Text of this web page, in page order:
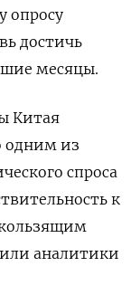
опросу
достичь
месяцы.
Китая
одним из
спроса
к
аналитики